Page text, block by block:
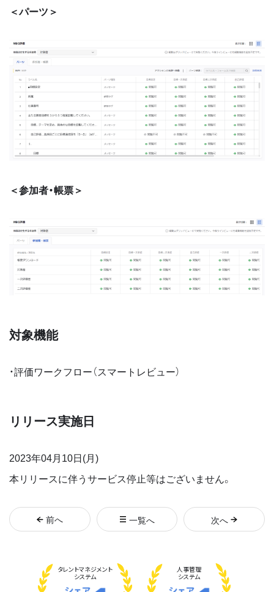
＜パーツ＞
＜参加者・帳票＞
対象機能
・評価ワークフロー（スマートレビュー）
リリース実施日
2023年04月10日(月)
本リリースに伴うサービス停止等はございません。
前へ 一覧へ 次へ
タレントマネジメント
システム
人事管理
システム